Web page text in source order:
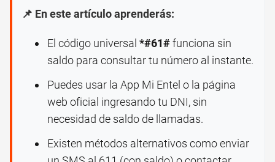
📌 En este artículo aprenderás:
El código universal *#61#funciona sin
saldo para consultar tu número al instante.
Puedes usar la App Mi Entel o la página
web oficial ingresando tu DNI, sin
necesidad de saldo de llamadas.
Existen métodos alternativos como enviar